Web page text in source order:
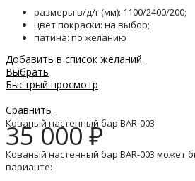
размеры в/д/г (мм): 1100/2400/200;
цвет покраски: на выбор;
патина: по желанию
Добавить в список желаний
Выбрать
Быстрый просмотр
Сравнить
Кованый настенный бар BAR-003
35 000₽
Кованый настенный бар BAR-003 может
варианте: